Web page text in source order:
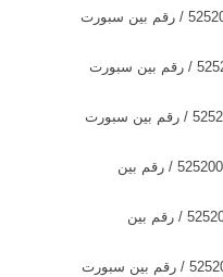
بي ان سبورت المنقف / 52520080 / رقم بين سبورت
بي ان سبورت الظهر / 52520080 / رقم بين سبورت
بي ان سبورت العقيلة / 52520080 / رقم بين سبورت
بي ان سبورت الفنطاس / 52520080 / رقم بين
بي ان سبورت الصديق / 52520080 / رقم بين
بي ان سبورت الضجيج / 52520080 / رقم بين سبورت